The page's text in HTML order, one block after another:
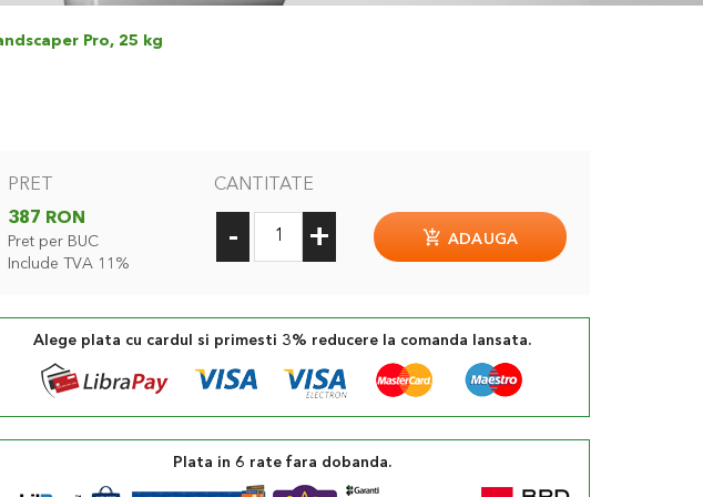
Pro, 25 kg
PRET
387 RON
Pret per BUC
Include TVA 11%
CANTITATE
- + ADAUGA
Alege plata cu cardul si primesti 3% reducere la comanda lansata.
Plata in 6 rate fara dobanda.